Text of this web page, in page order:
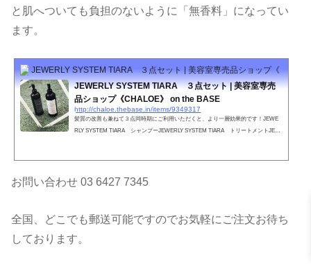
と肌へついても負担のないように「無香料」になってい
ます。
JEWERLY SYSTEM TIARA ３点セット | 美容室専売品ショップ《
JEWERLY SYSTEM TIARA ３点セット | 美容室専売
品ショップ《CHALOE》 on the BASE
http://chaloe.thebase.in/items/9349317
髪質の改善も兼ねて３点同時期にご利用いただくと、より一層効果的です！JEWE
RLY SYSTEM TIARA シャンプーJEWERLY SYSTEM TIARA トリートメントJEW
お問い合わせ 03 6427 7345
全国、どこでも郵送可能ですのでお気軽にご注文お待ち
しております。